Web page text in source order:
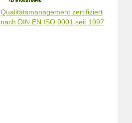
Qualitätsmanagement zertifiziert
nach DIN EN ISO 9001 seit 1997